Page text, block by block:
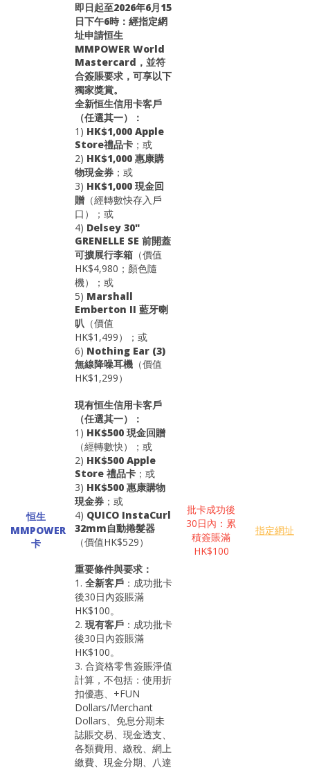
恒生
MMPOWER
卡
即日起至2026年6月15
日下午6時：經指定網
址申請恒生
MMPOWER World
Mastercard，並符
合簽賬要求，可享以下
獨家獎賞。
全新恒生信用卡客戶
（任選其一）：
1) HK$1,000 Apple
Store禮品卡 ；或
2) HK$1,000 惠康購
物現金券 ；或
3) HK$1,000 現金回
贈 （經轉數快存入戶
口）；或
4) Delsey 30"
GRENELLE SE 前開蓋
可擴展行李箱 （價值
HK$4,980；顏色隨
機）；或
5) Marshall
Emberton II 藍牙喇
叭 （價值
HK$1,499）；或
6) Nothing Ear (3)
無線降噪耳機 （價值
HK$1,299）
現有恒生信用卡客戶
（任選其一）：
1) HK$500 現金回贈
（經轉數快）；或
2) HK$500 Apple
Store 禮品卡 ；或
3) HK$500 惠康購物
現金券 ；或
4) QUICO InstaCurl
32mm自動捲髮器
（價值HK$529）
重要條件與要求：
1. 全新客戶 ：成功批卡
後30日內簽賬滿
HK$100。
2. 現有客戶 ：成功批卡
後30日內簽賬滿
HK$100。
3. 合資格零售簽賬淨值
計算，不包括：使用折
扣優惠、+FUN
Dollars/Merchant
Dollars、免息分期未
誌賬交易、現金透支、
各類費用、繳稅、網上
繳費、現金分期、八達
批卡成功後
30日內：累
積簽賬滿
HK$100
指定網址